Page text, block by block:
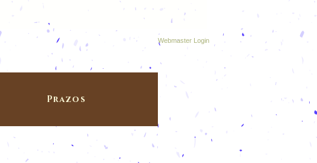
Webmaster Login
Prazos